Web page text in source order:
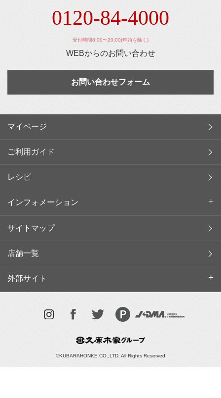
0120-84-4000
受付時間8:00〜20:00(年始を除く)
WEBからのお問い合わせ
お問い合わせフォーム
マイページ
ご利用ガイド
レシピ
インフォメーション
サイトマップ
店舗一覧
外部サイト
©KUBARAHONKE CO.,LTD. All Rights Reserved